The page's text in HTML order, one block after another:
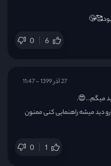
0 6
میگم…😍.
دید میشه راهنمایی کنی ممنون
0 1
27 آذر 1399 - 11:47